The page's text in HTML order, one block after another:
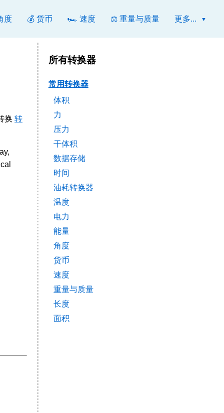
度 💰 货币 🏎️ 速度 ⚖️ 重量与质量 更多...
换 转
所有转换器
常用转换器
体积
力
压力
干体积
数据存储
时间
油耗转换器
温度
电力
能量
角度
货币
速度
重量与质量
长度
面积